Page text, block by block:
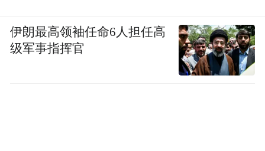
伊朗最高领袖任命6人担任高
级军事指挥官